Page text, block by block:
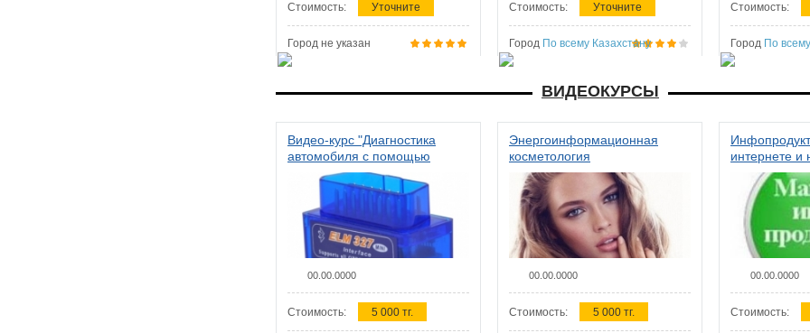
Стоимость: Уточните
Город не указан
Стоимость: Уточните
Город По всему Казахстану
Стоимость:
Город По
ВИДЕОКУРСЫ
Видео-курс "Диагностика
автомобиля с помощью
сканера ELM 327"
00.00.0000
Стоимость: 5 000 тг.
Энергоинформационная
косметология
00.00.0000
Стоимость: 5 000 тг.
интернете и
00.00.0000
Стоимость: